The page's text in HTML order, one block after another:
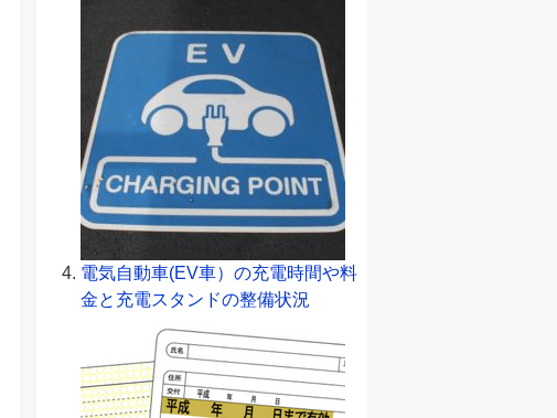
電気自動車(EV車）の充電時間や料
金と充電スタンドの整備状況